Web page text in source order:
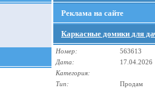
Реклама на сайте
Каркасные домики для
Номер:
563613
Дата:
17.04.2026
Категория:
Тип:
Продам